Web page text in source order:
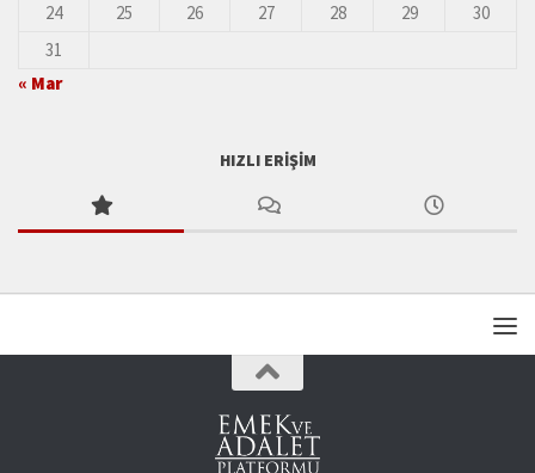
24
25 26 27 28 29
30
31
« Mar
HIZLI ERIŞIM